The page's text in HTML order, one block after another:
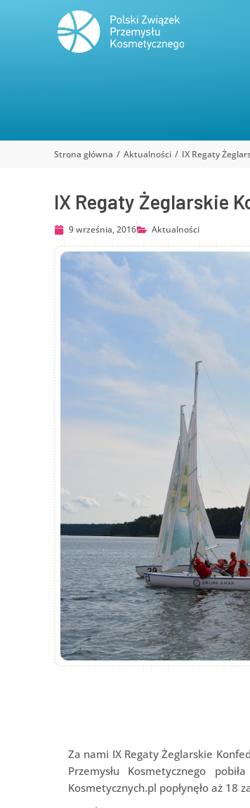
Jesteś tutaj:
Strona główna Aktualności IX Regaty
IX Regaty Żeglarskie
9 września, 2016 Aktualności
Za nami IX Regaty Żeglarskie
Przemysłu Kosmetycznego
Kosmetycznych.pl popłynęło aż 18